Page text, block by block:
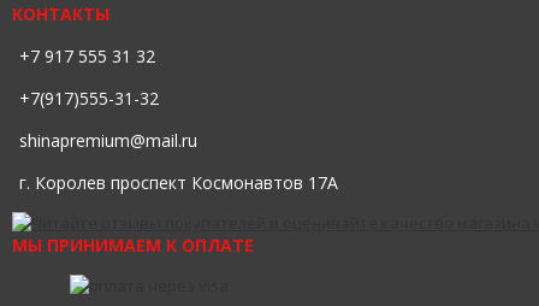
КОНТАКТЫ
+7 917 555 31 32
+7(917)555-31-32
shinapremium@mail.ru
г. Королев проспект Космонавтов 17А
МЫ ПРИНИМАЕМ К ОПЛАТЕ